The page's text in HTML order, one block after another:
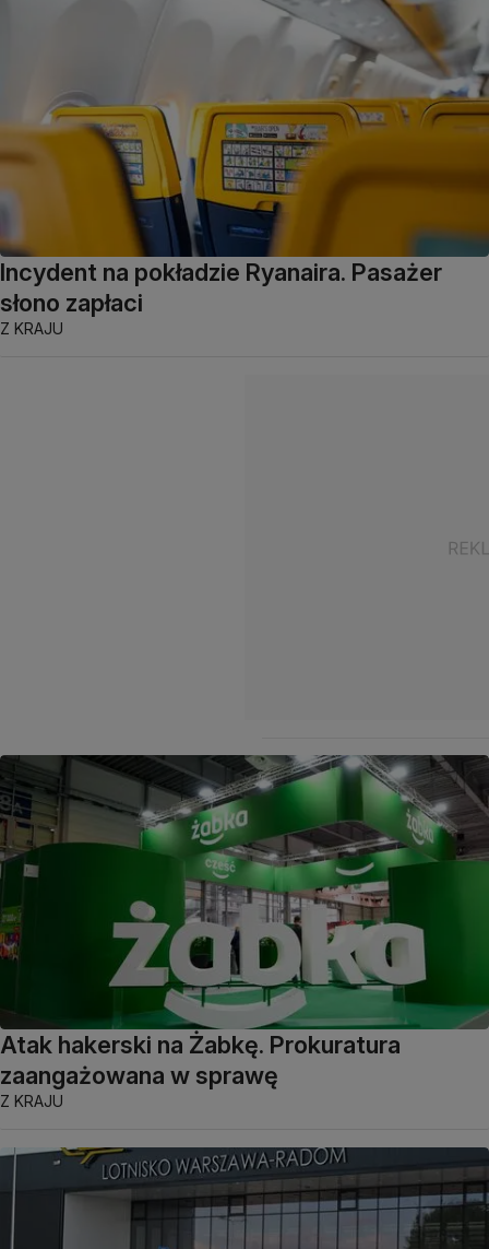
Incydent na pokładzie Ryanaira. Pasażer
słono zapłaci
Z KRAJU
Atak hakerski na Żabkę. Prokuratura
zaangażowana w sprawę
Z KRAJU